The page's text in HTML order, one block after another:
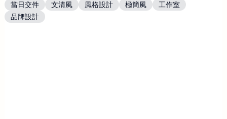
當日交件
文清風 風格設計 極簡風
工作室
品牌設計